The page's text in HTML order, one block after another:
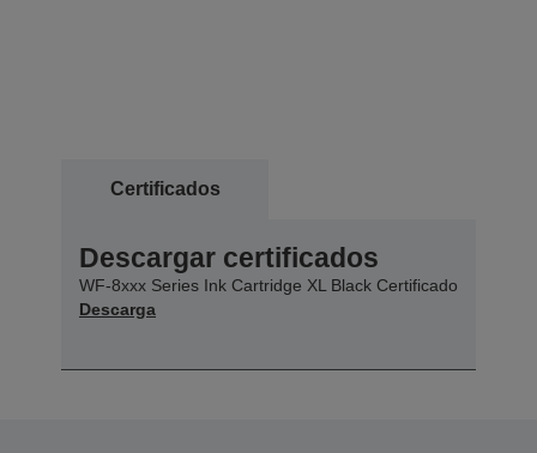
Certificados
Descargar certificados
WF-8xxx Series Ink Cartridge XL Black Certificado
Descarga